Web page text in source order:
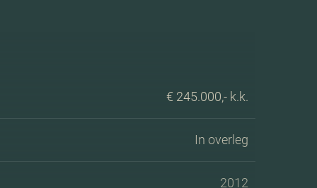
€ 245.000,- k.k.
In overleg
2012